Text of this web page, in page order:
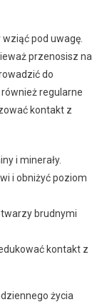
pod uwagę.
przenosisz na
do
regularne
kontakt z
i minerały.
i obniżyć poziom
twarzy brudnymi
kontakt z
życia